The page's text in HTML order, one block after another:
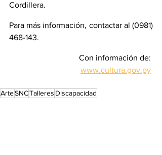
Cordillera.
Para más información, contactar al (0981)
468-143.
Con información de:
www.cultura.gov.py
ArteSNCTalleres Discapacidad